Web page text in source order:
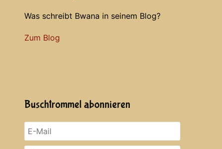
Was schreibt Bwana in seinem Blog?
Zum Blog
Buschtrommel abonnieren